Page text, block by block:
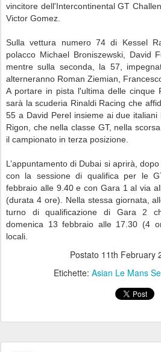
vincitore dell'Intercontinental GT
Victor Gomez.
Sulla vettura numero 74 di Kessel
polacco Michael Broniszewski, David
mentre sulla seconda, la 57,
alterneranno Roman Ziemian,
A portare in pista l'ultima delle cinque
sarà la scuderia Rinaldi Racing che
55 a David Perel insieme ai due
Rigon, che nella classe GT, nella
il campionato in terza posizione.
L’appuntamento di Dubai si aprirà,
con la sessione di qualifica per le
febbraio alle 9.40 e con Gara 1 al via
(durata 4 ore). Nella stessa giornata,
turno di qualificazione di Gara 2
domenica 13 febbraio alle 17.30 (4
locali.
Postato 11th February
Etichette: Asian Le Mans